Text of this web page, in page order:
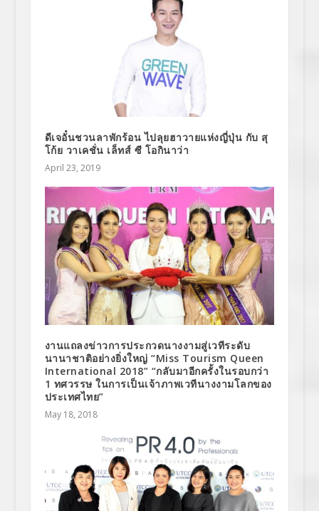
ดีเจอั๋นชวนลาพักร้อน ไปลุยฮาวายแห่งญี่ปุ่น กับ สุ
โก้ย วาเคชั่น เล็ทส์ ซี โอกินาว่า
April 23, 2019
งานแถลงข่าวการประกวดนางงามสู่เวทีระดับ
นานาชาติอย่างยิ่งใหญ่ “Miss Tourism Queen
International 2018” “กลับมาอีกครั้งในรอบกว่า
1 ทศวรรษ ในการเป็นเจ้าภาพเวทีนางงามโลกของ
ประเทศไทย”
May 18, 2018